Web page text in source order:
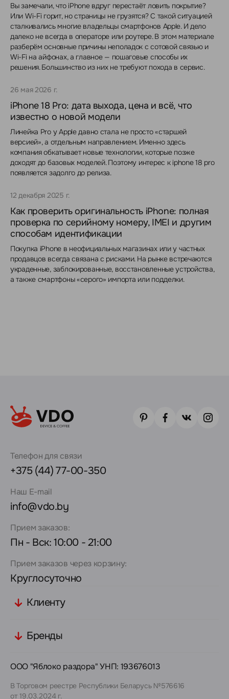
Вы замечали, что iPhone вдруг перестаёт ловить покрытие?
Или Wi-Fi горит, но страницы не грузятся? С такой ситуацией
сталкивались многие владельцы смартфонов Apple. И дело
далеко не всегда в операторе или роутере. В этом материале
разберём основные причины неполадок с сотовой связью и
Wi-Fi на айфонах, а главное — пошаговые способы их
решения. Большинство из них не требуют похода в сервис.
26 мая 2026 г.
iPhone 18 Pro: дата выхода, цена и всё, что
известно о новой модели
Линейка Pro у Apple давно стала не просто «старшей
версией», а отдельным направлением. Именно здесь
компания обкатывает новые технологии, которые позже
доходят до базовых моделей. Поэтому интерес к iphone 18 pro
появляется задолго до релиза.
12 декабря 2025 г.
Как проверить оригинальность iPhone: полная
проверка по серийному номеру, IMEI и другим
способам идентификации
Покупка iPhone в неофициальных магазинах или у частных
продавцов всегда связана с рисками. На рынке встречаются
украденные, заблокированные, восстановленные устройства,
а также смартфоны «серого» импорта или подделки.
Телефон для связи
+375 (44) 77-00-350
Наш E-mail
info@vdo.by
Прием заказов:
Пн - Вск: 10:00 - 21:00
Прием заказов через корзину:
Круглосуточно
Клиенту
Бренды
ООО "Яблоко раздора" УНП: 193676013
В Торговом реестре Республики Беларусь №576616
от 19.03.2024 г.